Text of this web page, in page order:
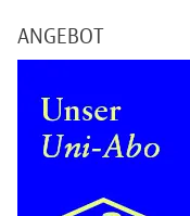
ANGEBOT